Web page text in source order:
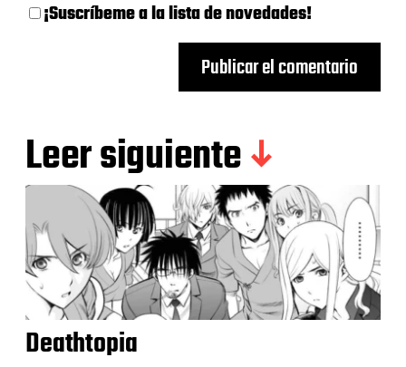
¡Suscríbeme a la lista de novedades!
Leer siguiente
Deathtopia